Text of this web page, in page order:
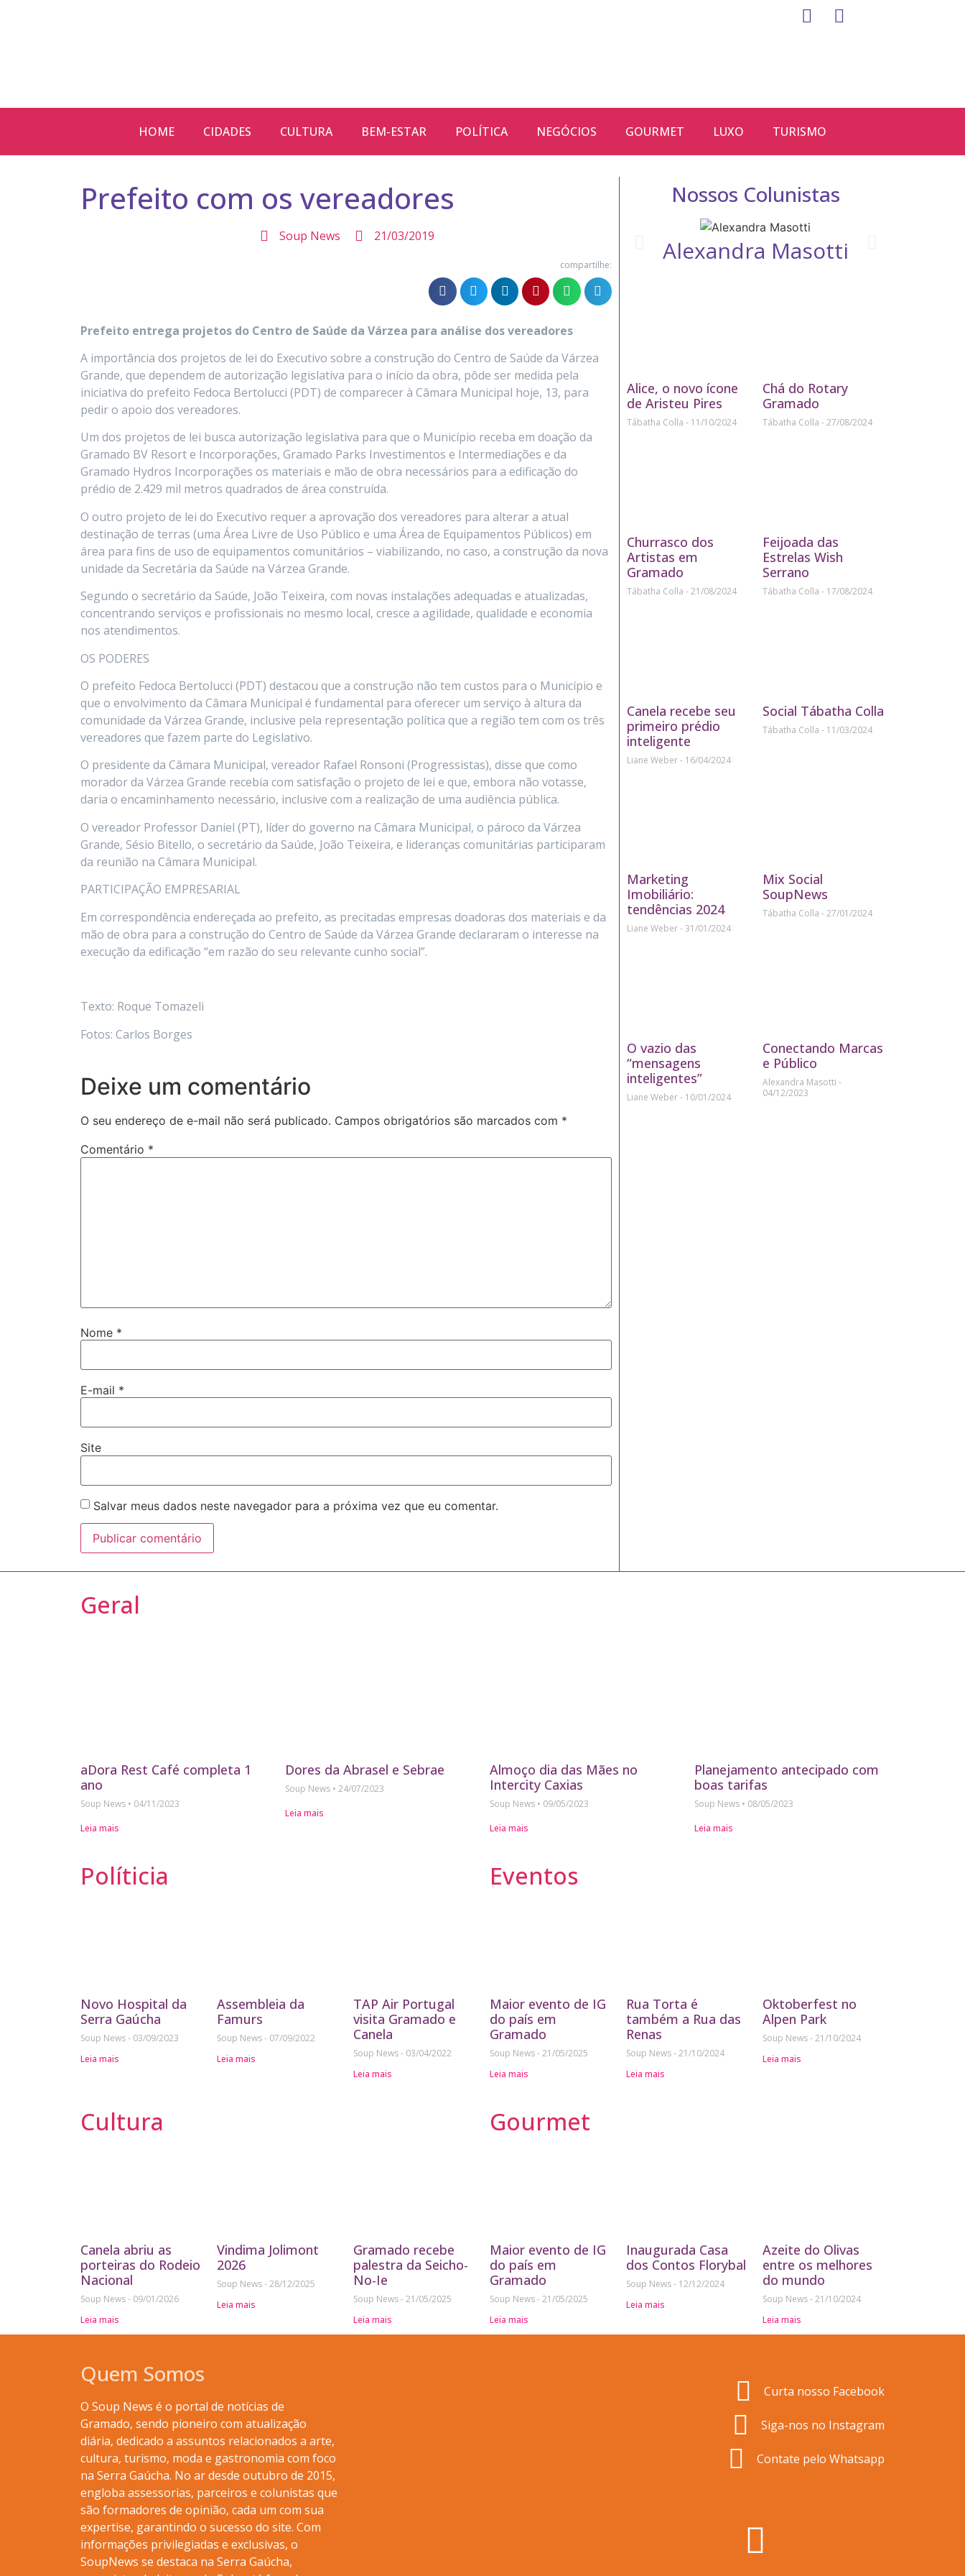
HOME CIDADES CULTURA BEM-ESTAR POLÍTICA NEGÓCIOS GOURMET LUXO TURISMO
Prefeito com os vereadores
Soup News 21/03/2019
compartilhe:
Prefeito entrega projetos do Centro de Saúde da Várzea para análise dos vereadores
A importância dos projetos de lei do Executivo sobre a construção do Centro de Saúde da Várzea
Grande, que dependem de autorização legislativa para o início da obra, pôde ser medida pela
iniciativa do prefeito Fedoca Bertolucci (PDT) de comparecer à Câmara Municipal hoje, 13, para
pedir o apoio dos vereadores.
Um dos projetos de lei busca autorização legislativa para que o Município receba em doação da
Gramado BV Resort e Incorporações, Gramado Parks Investimentos e Intermediações e da
Gramado Hydros Incorporações os materiais e mão de obra necessários para a edificação do
prédio de 2.429 mil metros quadrados de área construída.
O outro projeto de lei do Executivo requer a aprovação dos vereadores para alterar a atual
destinação de terras (uma Área Livre de Uso Público e uma Área de Equipamentos Públicos) em
área para fins de uso de equipamentos comunitários – viabilizando, no caso, a construção da nova
unidade da Secretária da Saúde na Várzea Grande.
Segundo o secretário da Saúde, João Teixeira, com novas instalações adequadas e atualizadas,
concentrando serviços e profissionais no mesmo local, cresce a agilidade, qualidade e economia
nos atendimentos.
OS PODERES
O prefeito Fedoca Bertolucci (PDT) destacou que a construção não tem custos para o Município e
que o envolvimento da Câmara Municipal é fundamental para oferecer um serviço à altura da
comunidade da Várzea Grande, inclusive pela representação política que a região tem com os três
vereadores que fazem parte do Legislativo.
O presidente da Câmara Municipal, vereador Rafael Ronsoni (Progressistas), disse que como
morador da Várzea Grande recebia com satisfação o projeto de lei e que, embora não votasse,
daria o encaminhamento necessário, inclusive com a realização de uma audiência pública.
O vereador Professor Daniel (PT), líder do governo na Câmara Municipal, o pároco da Várzea
Grande, Sésio Bitello, o secretário da Saúde, João Teixeira, e lideranças comunitárias participaram
da reunião na Câmara Municipal.
PARTICIPAÇÃO EMPRESARIAL
Em correspondência endereçada ao prefeito, as precitadas empresas doadoras dos materiais e da
mão de obra para a construção do Centro de Saúde da Várzea Grande declararam o interesse na
execução da edificação “em razão do seu relevante cunho social”.
Texto: Roque Tomazeli
Fotos: Carlos Borges
Deixe um comentário
O seu endereço de e-mail não será publicado. Campos obrigatórios são marcados com *
Comentário *
Nome *
E-mail *
Site
Salvar meus dados neste navegador para a próxima vez que eu comentar.
Nossos Colunistas
Alexandra Masotti
Alice, o novo ícone
de Aristeu Pires
Tábatha Colla 11/10/2024
Chá do Rotary
Gramado
Tábatha Colla 27/08/2024
Churrasco dos
Artistas em
Gramado
Tábatha Colla 21/08/2024
Feijoada das
Estrelas Wish
Serrano
Tábatha Colla 17/08/2024
Canela recebe seu
primeiro prédio
inteligente
Liane Weber 16/04/2024
Social Tábatha Colla
Tábatha Colla 11/03/2024
Marketing
Imobiliário:
tendências 2024
Liane Weber 31/01/2024
Mix Social
SoupNews
Tábatha Colla 27/01/2024
O vazio das
“mensagens
inteligentes”
Liane Weber 10/01/2024
Conectando Marcas
e Público
Alexandra Masotti
04/12/2023
Geral
aDora Rest Café completa 1
ano
Soup News
04/11/2023
Leia mais
Dores da Abrasel e Sebrae
Soup News
24/07/2023
Leia mais
Almoço dia das Mães no
Intercity Caxias
Soup News
09/05/2023
Leia mais
Planejamento antecipado com
boas tarifas
Soup News
08/05/2023
Leia mais
Políticia
Novo Hospital da
Serra Gaúcha
Soup News
03/09/2023
Leia mais
Assembleia da
Famurs
Soup News
07/09/2022
Leia mais
TAP Air Portugal
visita Gramado e
Canela
Soup News
03/04/2022
Leia mais
Eventos
Maior evento de IG
do país em
Gramado
Soup News 21/05/2025
Leia mais
Rua Torta é
também a Rua das
Renas
Soup News 21/10/2024
Leia mais
Oktoberfest no
Alpen Park
Soup News 21/10/2024
Leia mais
Cultura
Canela abriu as
porteiras do Rodeio
Nacional
Soup News
09/01/2026
Leia mais
Vindima Jolimont
2026
Soup News 28/12/2025
Leia mais
Gramado recebe
palestra da Seicho-
No-Ie
Soup News 21/05/2025
Leia mais
Gourmet
Maior evento de IG
do país em
Gramado
Soup News 21/05/2025
Leia mais
Inaugurada Casa
dos Contos Florybal
Soup News
12/12/2024
Leia mais
Azeite do Olivas
entre os melhores
do mundo
Soup News 21/10/2024
Leia mais
Quem Somos
O Soup News é o portal de notícias de
Gramado, sendo pioneiro com atualização
diária, dedicado a assuntos relacionados a arte,
cultura, turismo, moda e gastronomia com foco
na Serra Gaúcha. No ar desde outubro de 2015,
engloba assessorias, parceiros e colunistas que
são formadores de opinião, cada um com sua
expertise, garantindo o sucesso do site. Com
informações privilegiadas e exclusivas, o
SoupNews se destaca na Serra Gaúcha,
Curta nosso Facebook
Siga-nos no Instagram
Contate pelo Whatsapp